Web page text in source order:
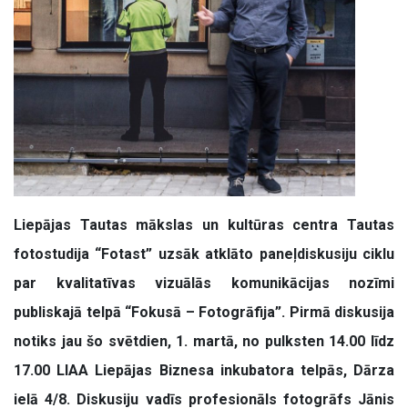
Liepājas Tautas mākslas un kultūras centra Tautas
fotostudija “Fotast” uzsāk atklāto paneļdiskusiju ciklu
par kvalitatīvas vizuālās komunikācijas nozīmi
publiskajā telpā “Fokusā – Fotogrāfija”. Pirmā diskusija
notiks jau šo svētdien, 1. martā, no pulksten 14.00 līdz
17.00 LIAA Liepājas Biznesa inkubatora telpās, Dārza
ielā 4/8. Diskusiju vadīs profesionāls fotogrāfs Jānis